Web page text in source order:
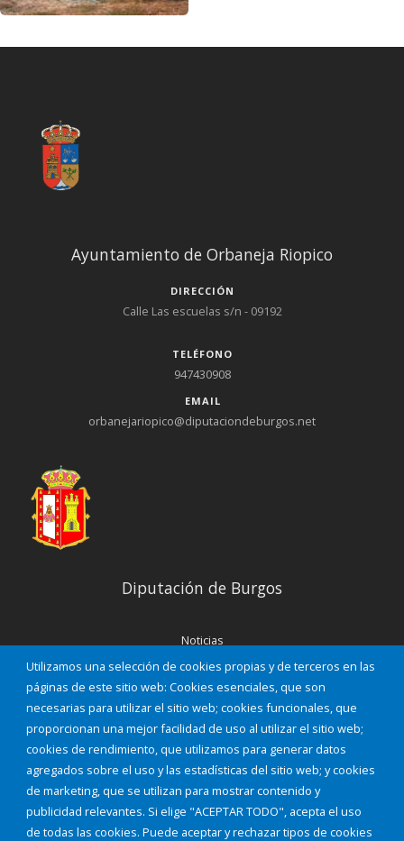
Utilizamos una selección de cookies propias y de terceros en las
páginas de este sitio web: Cookies esenciales, que son
necesarias para utilizar el sitio web; cookies funcionales, que
proporcionan una mejor facilidad de uso al utilizar el sitio web;
cookies de rendimiento, que utilizamos para generar datos
agregados sobre el uso y las estadísticas del sitio web; y cookies
de marketing, que se utilizan para mostrar contenido y
publicidad relevantes. Si elige "ACEPTAR TODO", acepta el uso
de todas las cookies. Puede aceptar y rechazar tipos de cookies
Ayuntamiento de Orbaneja Riopico
DIRECCIÓN
Calle Las escuelas s/n - 09192
TELÉFONO
947430908
EMAIL
orbanejariopico@diputaciondeburgos.net
Diputación de Burgos
Noticias
Eventos
Corporación Municipal
Teléfonos de interés
INICIAR SESIÓN
MAPA WEB